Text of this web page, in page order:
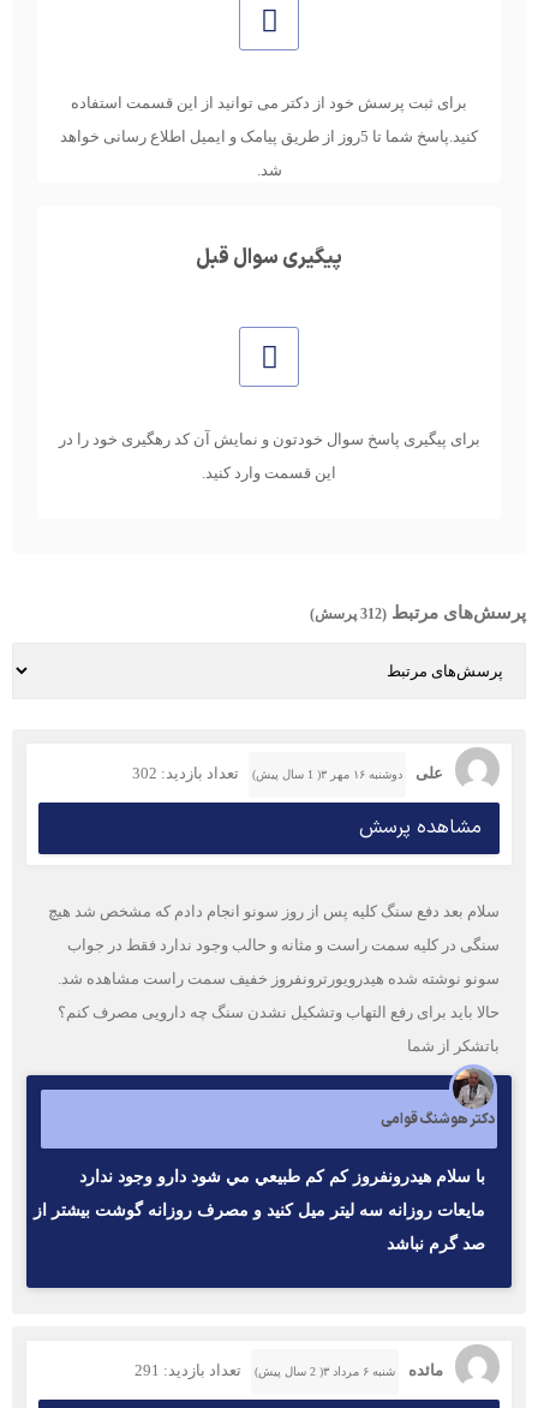
برای ثبت پرسش خود از دکتر می توانید از این قسمت استفاده
کنید.پاسخ شما تا 5روز از طریق پیامک و ایمیل اطلاع رسانی خواهد
شد.
پیگیری سوال قبل
برای پیگیری پاسخ سوال خودتون و نمایش آن کد رهگیری خود را در
این قسمت وارد کنید.
پرسش‌های مرتبط (312 پرسش)
علی دوشنبه ۱۶ مهر ۳( 1 سال پیش) تعداد بازدید: 302
مشاهده پرسش
سلام بعد دفع سنگ کلیه پس از روز سونو انجام دادم که مشخص شد هیچ
سنگی در کلیه سمت راست و مثانه و حالب وجود ندارد فقط در جواب
سونو نوشته شده هیدرویورترونفروز خفیف سمت راست مشاهده شد.
حالا باید برای رفع التهاب وتشکیل نشدن سنگ چه دارویی مصرف کنم؟
باتشکر از شما
دکتر هوشنگ قوامی
با سلام هيدرونفروز كم كم طبيعي مي شود دارو وجود ندارد
مايعات روزانه سه ليتر ميل كنيد و مصرف روزانه گوشت بيشتر از
صد گرم نباشد
مائده شنبه ۶ مرداد ۳( 2 سال پیش) تعداد بازدید: 291